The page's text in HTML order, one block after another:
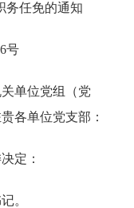
务任免的通知
号
单位党组（党
各单位党支部：
定：
。